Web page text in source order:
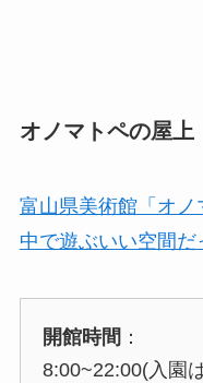
オノマトペの屋上
富山県美術館「オ
中で遊ぶいい空間だ
開館時間 ：
8:00~22:00(入園